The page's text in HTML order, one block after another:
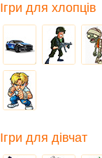
Ігри для хлопців
Ігри для дівчат